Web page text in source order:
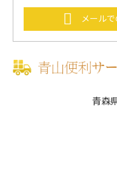
青森
メール